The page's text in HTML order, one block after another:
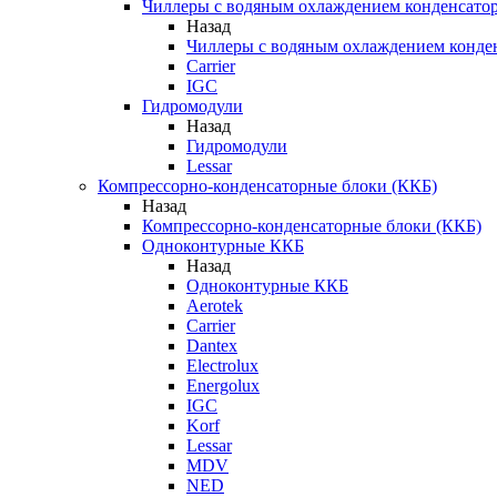
Чиллеры с водяным охлаждением
Назад
Чиллеры с водяным охлаждением
Carrier
IGC
Гидромодули
Назад
Гидромодули
Lessar
Компрессорно-конденсаторные блоки (ККБ)
Назад
Компрессорно-конденсаторные блоки (ККБ)
Одноконтурные ККБ
Назад
Одноконтурные ККБ
Aerotek
Carrier
Dantex
Electrolux
Energolux
IGC
Korf
Lessar
MDV
NED